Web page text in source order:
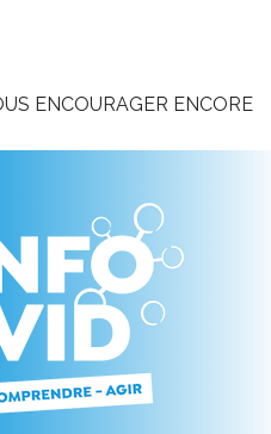
ENCOURAGER ENCORE